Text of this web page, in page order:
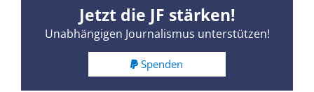
Jetzt die JF stärken!
Unabhängigen Journalismus unterstützen!
Spenden